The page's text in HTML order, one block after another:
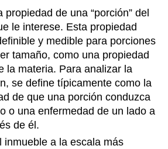
propiedad de una “porción” del
le interese. Esta propiedad
y medible para porciones
tamaño, como una propiedad
la materia. Para analizar la
se define típicamente como la
de que una porción conduzca
o una enfermedad de un lado a
de él.
inmueble a la escala más